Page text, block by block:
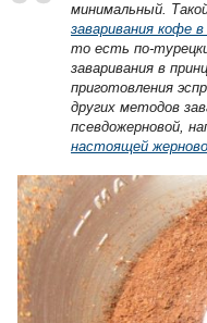
минимальный.
заваривания кофе
то есть по-
заваривания в
приготовления
других методов
псевдожерновой,
настоящей